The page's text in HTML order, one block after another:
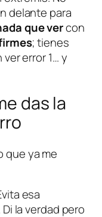
delante para
que vercon
; tienes
error 1… y
das la
que ya me
esa
la verdad pero